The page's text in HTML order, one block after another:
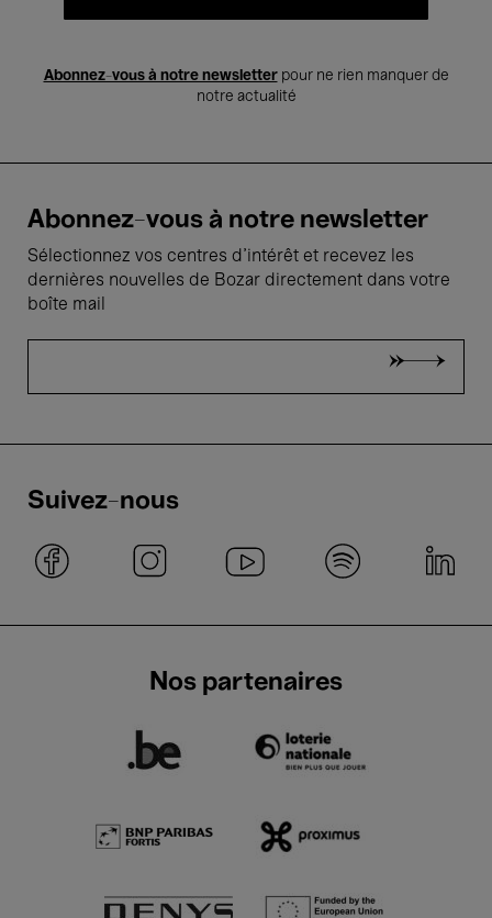
Abonnez-vous à notre newsletterpour ne rien manquer de
notre actualité
Abonnez-vous à notre newsletter
Sélectionnez vos centres d'intérêt et recevez les
dernières nouvelles de Bozar directement dans votre
boîte mail
Suivez-nous
Nos partenaires